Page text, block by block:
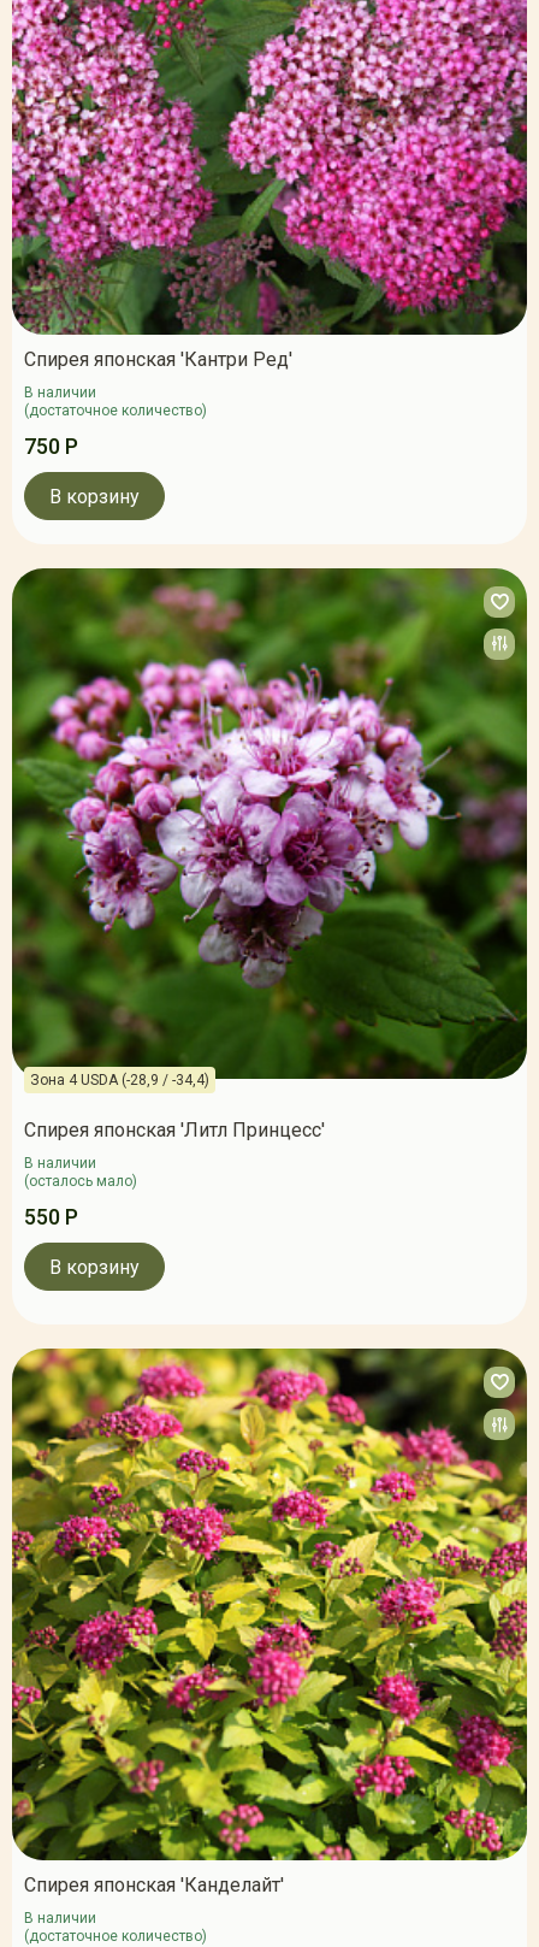
Спирея японская 'Кантри Ред'
В наличии
(достаточное количество)
750 Р
В корзину
Зона 4 USDA (-28,9 / -34,4)
Спирея японская 'Литл Принцесс'
В наличии
(осталось мало)
550 Р
В корзину
Спирея японская 'Канделайт'
В наличии
(достаточное количество)